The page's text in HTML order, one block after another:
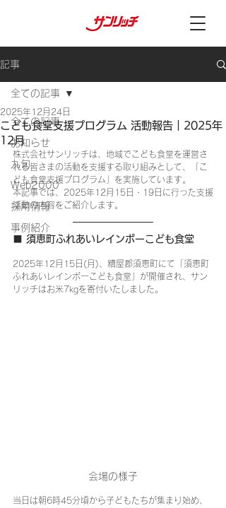
記事
全ての記事
お知らせ
九旬
Web2000
採用情報
事例紹介
全ての記事
こども食堂支援プログラム 活動報告｜2025年
12月
2025年12月24日
株式会社サンリッチは、地域でこども食堂を運営さ
れる皆さまの活動を支援する取り組みとして、「こ
ども食堂支援プログラム」を実施しています。
本記事では、2025年12月15日・19日に行った支援
活動の内容をご紹介します。
■ 須恵町ふれあいレインボーこども食堂
2025年12月15日(月)、糟屋郡須恵町にて「須恵町
ふれあいレインボーこども食堂」が開催され、サン
リッチはお米7kgを寄付いたしました。
会場の様子
当日は朝6時45分頃から子どもたちが集まり始め、